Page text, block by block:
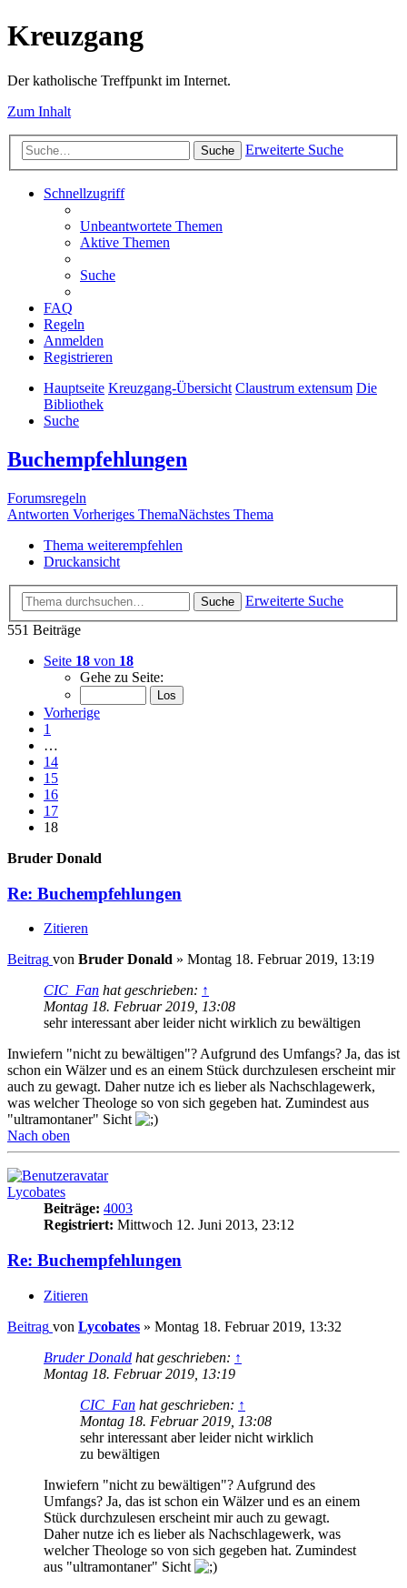
Kreuzgang
Der katholische Treffpunkt im Internet.
Zum Inhalt
Suche Erweiterte Suche
Schnellzugriff
Unbeantwortete Themen
Aktive Themen
Suche
FAQ
Regeln
Anmelden
Registrieren
Hauptseite Kreuzgang-Übersicht Claustrum extensum Die
Bibliothek
Suche
Buchempfehlungen
Forumsregeln
Antworten Vorheriges ThemaNächstes Thema
Thema weiterempfehlen
Druckansicht
Suche
Erweiterte Suche
551 Beiträge
Seite 18 von 18
Gehe zu Seite:
Vorherige
1
…
14
15
16
17
18
Bruder Donald
Re: Buchempfehlungen
Zitieren
Beitrag von Bruder Donald » Montag 18. Februar 2019, 13:19
CIC_Fan hat geschrieben: ↑
Montag 18. Februar 2019, 13:08
sehr interessant aber leider nicht wirklich zu bewältigen
Inwiefern "nicht zu bewältigen"? Aufgrund des Umfangs? Ja, das ist
schon ein Wälzer und es an einem Stück durchzulesen erscheint mir
auch zu gewagt. Daher nutze ich es lieber als Nachschlagewerk,
was welcher Theologe so von sich gegeben hat. Zumindest aus
"ultramontaner" Sicht
Nach oben
Lycobates
Beiträge: 4003
Registriert: Mittwoch 12. Juni 2013, 23:12
Re: Buchempfehlungen
Zitieren
Beitrag von Lycobates » Montag 18. Februar 2019, 13:32
Bruder Donald hat geschrieben: ↑
Montag 18. Februar 2019, 13:19
CIC_Fan hat geschrieben: ↑
Montag 18. Februar 2019, 13:08
sehr interessant aber leider nicht wirklich
zu bewältigen
Inwiefern "nicht zu bewältigen"? Aufgrund des
Umfangs? Ja, das ist schon ein Wälzer und es an einem
Stück durchzulesen erscheint mir auch zu gewagt.
Daher nutze ich es lieber als Nachschlagewerk, was
welcher Theologe so von sich gegeben hat. Zumindest
aus "ultramontaner" Sicht